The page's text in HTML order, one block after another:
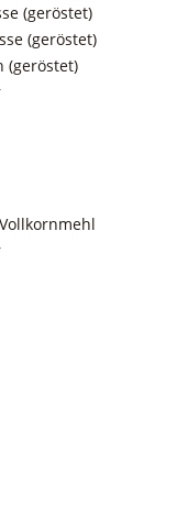
(geröstet)
(geröstet)
(geröstet)